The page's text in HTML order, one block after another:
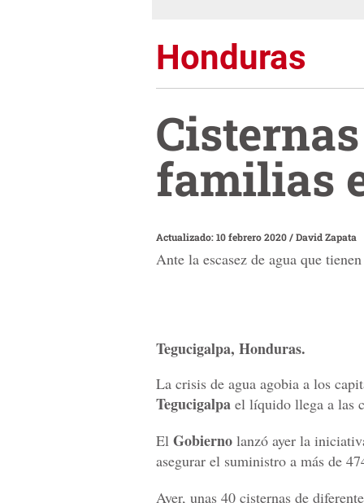
Honduras
familias
Actualizado: 10 febrero 2020/David Zapata
Ante la escasez de agua que
Tegucigalpa, Honduras.
La crisis de agua agobia a los
Tegucigalpa el líquido llega a las
El Gobierno lanzó ayer la
asegurar el suministro a más de
Ayer, unas 40 cisternas de